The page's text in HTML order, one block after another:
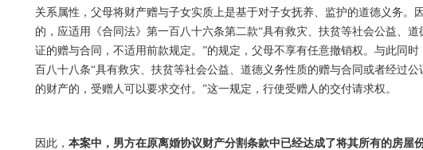
关系属性，父母将财产赠与子女实质上是基于对子女抚养、监护的道德义务。
的，应适用《合同法》第一百八十六条第二款“具有救灾、扶贫等社会公益、
证的赠与合同，不适用前款规定。”的规定，父母不享有任意撤销权。与此同
百八十八条“具有救灾、扶贫等社会公益、道德义务性质的赠与合同或者经过
的财产的，受赠人可以要求交付。”这一规定，行使受赠人的交付请求权。
因此， 本案中，男方在原离婚协议财产分割条款中已经达成了将其所有的房屋